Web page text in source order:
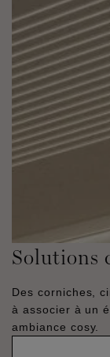
Solutions
Des corniches,
à associer à un
ambiance cosy.